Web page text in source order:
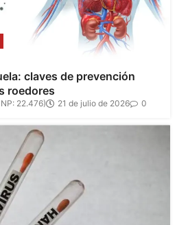
claves de prevención
roedores
22.476) 21 de julio de 2026 0